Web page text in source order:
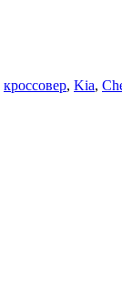
кроссовер, Kia,